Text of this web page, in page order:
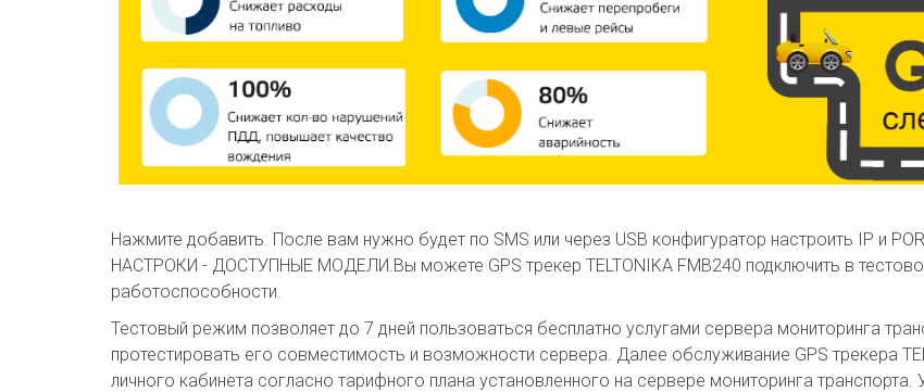
Нажмите добавить. После вам нужно будет по SMS или через USB конфигуратор настроить IP и
НАСТРОКИ - ДОСТУПНЫЕ МОДЕЛИ.Вы можете GPS трекер TELTONIKA FMB240 подключить в
работоспособности.
Тестовый режим позволяет до 7 дней пользоваться бесплатно услугами сервера мониторинга
протестировать его совместимость и возможности сервера. Далее обслуживание GPS трекера
личного кабинета согласно тарифного плана установленного на сервере мониторинга